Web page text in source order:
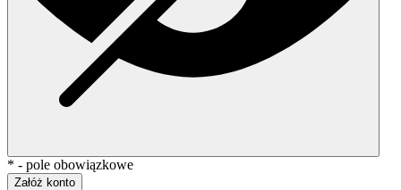
* - pole obowiązkowe
Załóż konto